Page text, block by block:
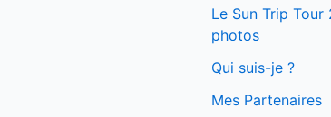
c
h
e
r
Le Sun Trip Tour
photos
Qui suis-je ?
Mes Partenaires